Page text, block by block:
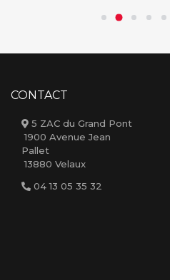
CONTACT
5 ZAC du Grand Pont
1900 Avenue Jean
Pallet
13880 Velaux
04 13 05 35 32